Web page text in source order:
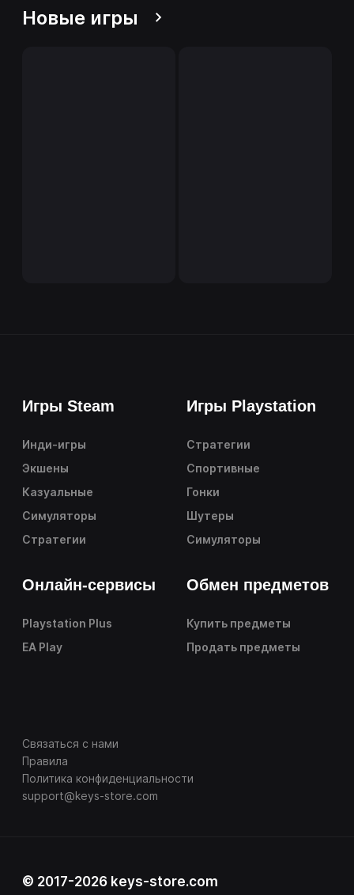
Новые игры
Игры Steam
Инди-игры
Экшены
Казуальные
Симуляторы
Стратегии
Игры Playstation
Стратегии
Спортивные
Гонки
Шутеры
Симуляторы
Онлайн-сервисы
Playstation Plus
EA Play
Обмен предметов
Купить предметы
Продать предметы
Связаться с нами
Правила
Политика конфиденциальности
support@keys-store.com
© 2017-2026 keys-store.com